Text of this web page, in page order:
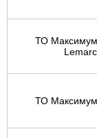
ТО
Lemarc
ТО